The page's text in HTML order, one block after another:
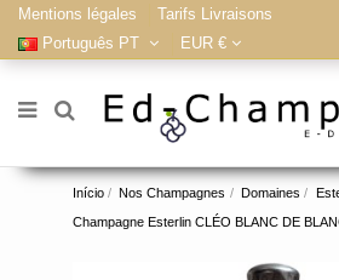
Mentions légales
Tarifs Livraisons
Português PT
EUR €
Início Nos Champagnes Domaines
Champagne Esterlin CLÉO BLANC DE